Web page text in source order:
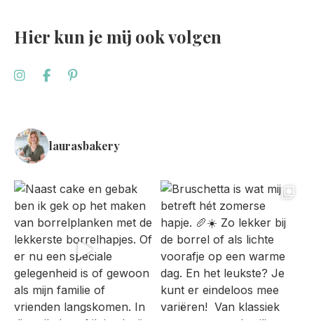
Hier kun je mij ook volgen
laurasbakery